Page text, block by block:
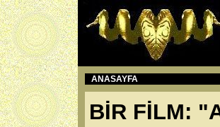
ANASAYFA
BİR FİLM: